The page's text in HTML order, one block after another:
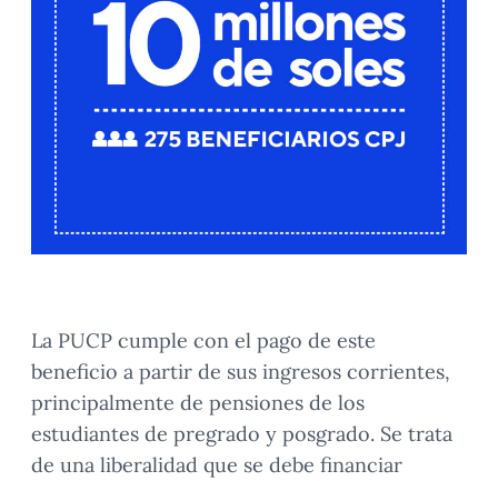
La PUCP cumple con el pago de este
beneficio a partir de sus ingresos corrientes,
principalmente de pensiones de los
estudiantes de pregrado y posgrado. Se trata
de una liberalidad que se debe financiar